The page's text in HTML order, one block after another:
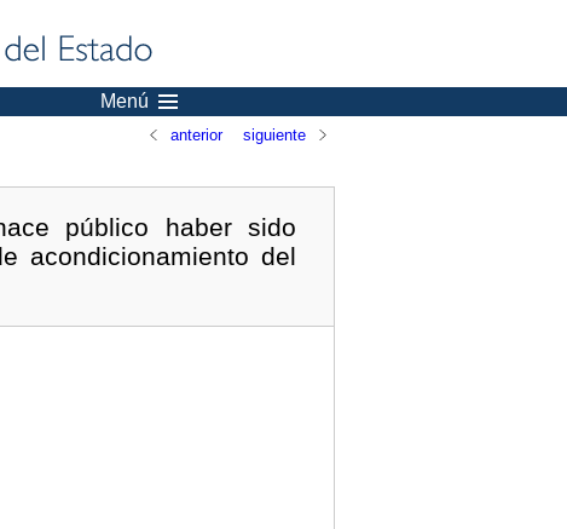
Menú
anterior siguiente
público haber sido
acondicionamiento del